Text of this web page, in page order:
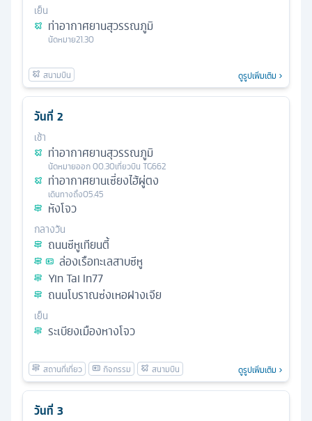
เย็น
ท่าอากาศยานสุวรรณภูมิ
นัดหมาย21.30
ดูรูปเพิ่มเติม
วันที่ 2
เช้า
ท่าอากาศยานสุวรรณภูมิ
นัดหมายออก00.30เที่ยวบิน TG662
ท่าอากาศยานเซี่ยงไฮ้ผู่ตง
เดินทางถึง05.45
หังโจว
กลางวัน
ถนนซีหูเทียนตี้
ล่องเรือทะเลสาบซีหู
Yin Tai In77
ถนนโบราณซ่งเหอฝางเจีย
เย็น
ระเบียงเมืองหางโจว
ดูรูปเพิ่มเติม
วันที่ 3